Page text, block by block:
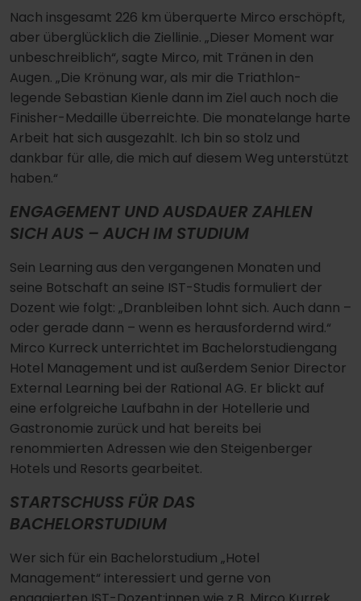
Nach insgesamt 226 km überquerte Mirco erschöpft,
aber überglücklich die Ziellinie. „Dieser Moment war
unbeschreiblich“, sagte Mirco, mit Tränen in den
Augen. „Die Krönung war, als mir die Triathlon-
legende Sebastian Kienle dann im Ziel auch noch die
Finisher-Medaille überreichte. Die monatelange harte
Arbeit hat sich ausgezahlt. Ich bin so stolz und
dankbar für alle, die mich auf diesem Weg unterstützt
haben.“
ENGAGEMENT UND AUSDAUER ZAHLEN
SICH AUS – AUCH IM STUDIUM
Sein Learning aus den vergangenen Monaten und
seine Botschaft an seine IST-Studis formuliert der
Dozent wie folgt: „Dranbleiben lohnt sich. Auch dann –
oder gerade dann – wenn es herausfordernd wird.“
Mirco Kurreck unterrichtet im Bachelorstudiengang
Hotel Management und ist außerdem Senior Director
External Learning bei der Rational AG. Er blickt auf
eine erfolgreiche Laufbahn in der Hotellerie und
Gastronomie zurück und hat bereits bei
renommierten Adressen wie den Steigenberger
Hotels und Resorts gearbeitet.
STARTSCHUSS FÜR DAS
BACHELORSTUDIUM
Wer sich für ein Bachelorstudium „Hotel
Management“ interessiert und gerne von